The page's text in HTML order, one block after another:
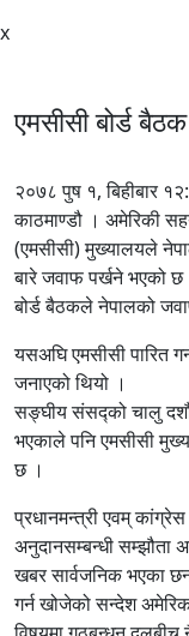
x
एमसीसी बोर्ड
२०७८ पुष १, बिहीबार
काठमाण्डौ । अमेरिकी
(एमसीसी) मुख्यालयले
बारे जवाफ पर्खने भएको
बोर्ड बैठकले नेपालको
यसअघि एमसीसी पारित
जनाएको थियो ।
सङ्घीय संसद्को चालु
भएकाले पनि एमसीसी
छ ।
प्रधानमन्त्री एवम्
अनुदानसम्बन्धी सम्झौता
खबर सार्वजनिक भएका
गर्न खोजेको सन्देश